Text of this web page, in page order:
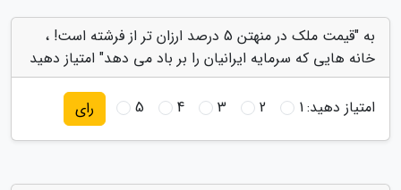
به "قیمت ملک در منهتن 5 درصد ارزان تر از فرشته است! ،
خانه هایی که سرمایه ایرانیان را بر باد می دهد" امتیاز دهید
امتیاز دهید:1
2
3
4
5 رای